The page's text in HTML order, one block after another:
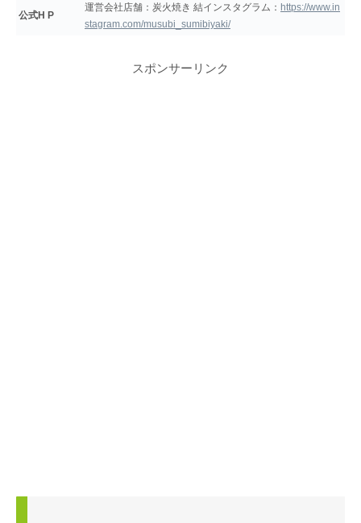
公式H P
運営会社店舗：炭火焼き 結インスタグラム： https://www.in
stagram.com/musubi_sumibiyaki/
スポンサーリンク